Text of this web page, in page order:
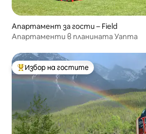
Апартамент за гости – Field
Апартаменти в планината Уапта
Най-популярен избор на гостите
Избор на гостите